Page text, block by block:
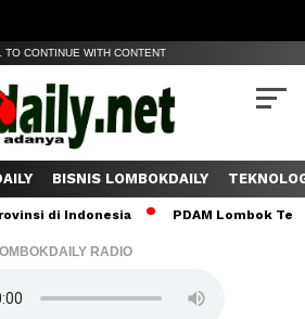
TO CONTINUE WITH CONTENT
BISNIS LOMBOKDAILY
Indonesia PDAM Lombok Tengah
RADIO